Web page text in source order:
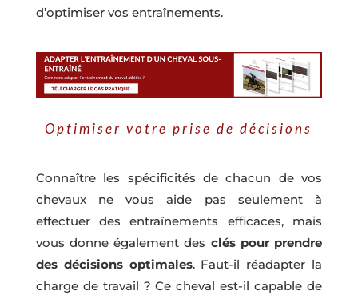
d’optimiser vos entraînements.
Optimiser votre prise de décisions
Connaître les spécificités de chacun de vos
chevaux ne vous aide pas seulement à
effectuer des entraînements efficaces, mais
vous donne également des clés pour prendre
des décisions optimales. Faut-il réadapter la
charge de travail ? Ce cheval est-il capable de